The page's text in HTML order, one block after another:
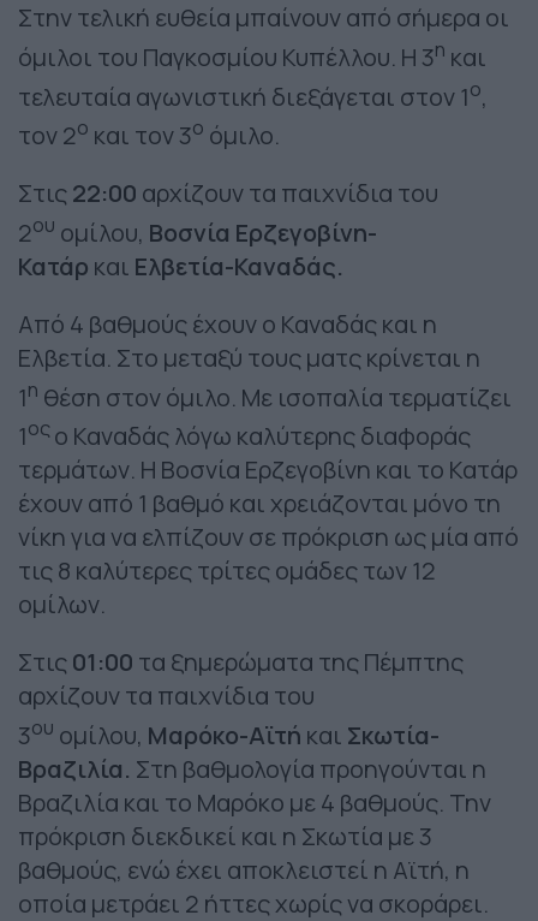
Στην τελική ευθεία μπαίνουν από σήμερα οι
όμιλοι του Παγκοσμίου Κυπέλλου. Η 3η και
τελευταία αγωνιστική διεξάγεται στον 1ο,
τον 2ο και τον 3ο όμιλο.
Στις22:00 αρχίζουν τα παιχνίδια του
2ου ομίλου, Βοσνία Ερζεγοβίνη-
Κατάρ και Ελβετία-Καναδάς.
Από 4 βαθμούς έχουν ο Καναδάς και η
Ελβετία. Στο μεταξύ τους ματς κρίνεται η
1η θέση στον όμιλο. Με ισοπαλία τερματίζει
1ος ο Καναδάς λόγω καλύτερης διαφοράς
τερμάτων. Η Βοσνία Ερζεγοβίνη και το Κατάρ
έχουν από 1 βαθμό και χρειάζονται μόνο τη
νίκη για να ελπίζουν σε πρόκριση ως μία από
τις 8 καλύτερες τρίτες ομάδες των 12
ομίλων.
Στις01:00 τα ξημερώματα της Πέμπτης
αρχίζουν τα παιχνίδια του
3ου ομίλου, Μαρόκο-Αϊτή και Σκωτία-
Βραζιλία. Στη βαθμολογία προηγούνται η
Βραζιλία και το Μαρόκο με 4 βαθμούς. Την
πρόκριση διεκδικεί και η Σκωτία με 3
βαθμούς, ενώ έχει αποκλειστεί η Αϊτή, η
οποία μετράει 2 ήττες χωρίς να σκοράρει.